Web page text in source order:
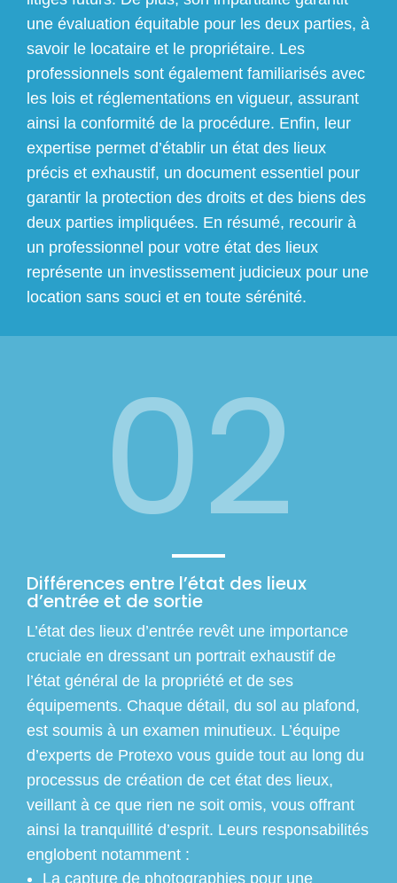
une évaluation équitable pour les deux parties, à
savoir le locataire et le propriétaire. Les
professionnels sont également familiarisés avec
les lois et réglementations en vigueur, assurant
ainsi la conformité de la procédure. Enfin, leur
expertise permet d’établir un état des lieux
précis et exhaustif, un document essentiel pour
garantir la protection des droits et des biens des
deux parties impliquées. En résumé, recourir à
un professionnel pour votre état des lieux
représente un investissement judicieux pour une
location sans souci et en toute sérénité.
02
Différences entre l’état des lieux
d’entrée et de sortie
L’état des lieux d’entrée revêt une importance
cruciale en dressant un portrait exhaustif de
l’état général de la propriété et de ses
équipements. Chaque détail, du sol au plafond,
est soumis à un examen minutieux. L’équipe
d’experts de Protexo vous guide tout au long du
processus de création de cet état des lieux,
veillant à ce que rien ne soit omis, vous offrant
ainsi la tranquillité d’esprit. Leurs responsabilités
englobent notamment :
La capture de photographies pour une